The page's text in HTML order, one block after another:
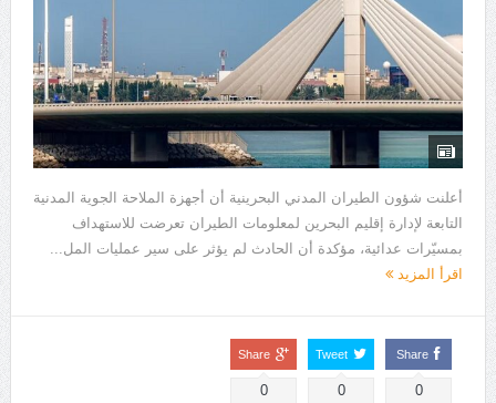
أعلنت شؤون الطيران المدني البحرينية أن أجهزة الملاحة الجوية المدنية
التابعة لإدارة إقليم البحرين لمعلومات الطيران تعرضت للاستهداف
بمسيّرات عدائية، مؤكدة أن الحادث لم يؤثر على سير عمليات المل...
اقرأ المزيد
Share
0
Tweet
0
Share
0